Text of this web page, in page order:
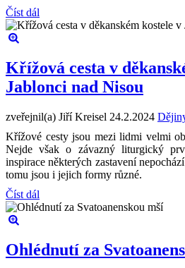
Číst dál
Křížová cesta v
Jablonci nad Nisou
zveřejnil(a) Jiří Kreisel 24.2.2024
Křížové cesty jsou mezi lidmi velmi
Nejde však o závazný liturgický
inspirace některých zastavení
tomu jsou i jejich formy různé.
Číst dál
Ohlédnutí za